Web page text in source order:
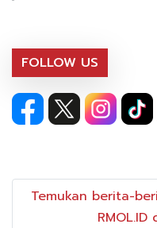
FOLLOW US
Temukan berita-
RMOL.ID